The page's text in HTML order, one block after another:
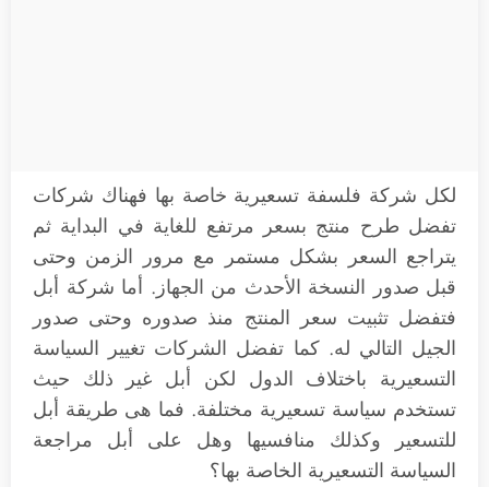
لكل شركة فلسفة تسعيرية خاصة بها فهناك شركات
تفضل طرح منتج بسعر مرتفع للغاية في البداية ثم
يتراجع السعر بشكل مستمر مع مرور الزمن وحتى
قبل صدور النسخة الأحدث من الجهاز. أما شركة أبل
فتفضل تثبيت سعر المنتج منذ صدوره وحتى صدور
الجيل التالي له. كما تفضل الشركات تغيير السياسة
التسعيرية باختلاف الدول لكن أبل غير ذلك حيث
تستخدم سياسة تسعيرية مختلفة. فما هى طريقة أبل
للتسعير وكذلك منافسيها وهل على أبل مراجعة
السياسة التسعيرية الخاصة بها؟